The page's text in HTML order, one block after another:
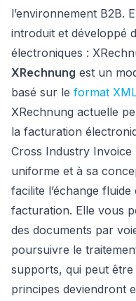
l’environnement B2B.
introduit et développé
électroniques :
XRechnung est un
basé sur le format
XRechnung actuelle
la facturation
Cross Industry Invoice
uniforme et à sa
facilite l’échange
facturation. Elle vous
des documents par
poursuivre le
supports, qui peut être
principes deviendront